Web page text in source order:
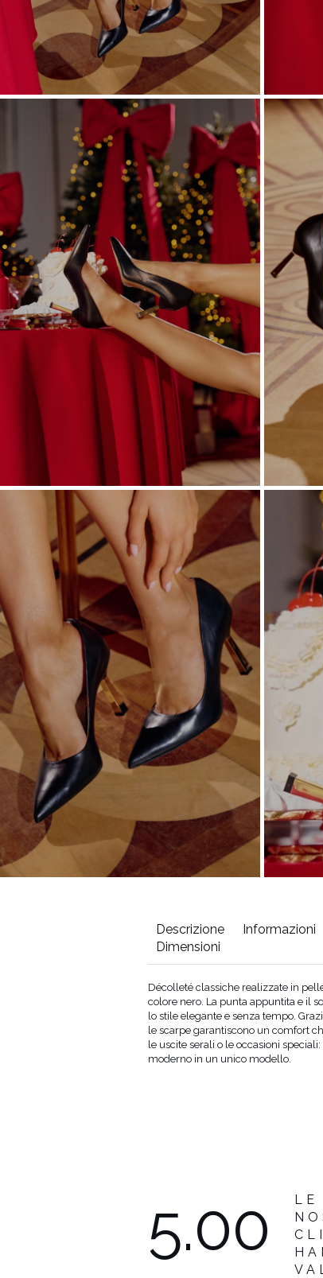
STAGIONE / TESSUTO
ESTATE
PRIMAVERA
AUTUNNO
INVERNO
VEDI TUTTO
VEDI TUTTO
Descrizione
Informazioni
Dimensioni
Décolleté classiche realizzate in
colore nero. La punta appuntita e il
lo stile elegante e senza tempo.
le scarpe garantiscono un comfort
le uscite serali o le occasioni
moderno in un unico modello.
5.00
LE